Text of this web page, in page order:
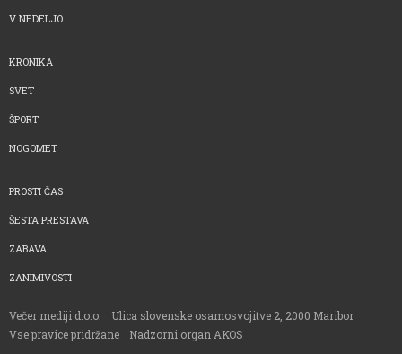
V NEDELJO
KRONIKA
SVET
ŠPORT
NOGOMET
PROSTI ČAS
ŠESTA PRESTAVA
ZABAVA
ZANIMIVOSTI
Večer mediji d.o.o.
Ulica slovenske osamosvojitve 2, 2000 Maribor
Vse pravice pridržane
Nadzorni organ AKOS